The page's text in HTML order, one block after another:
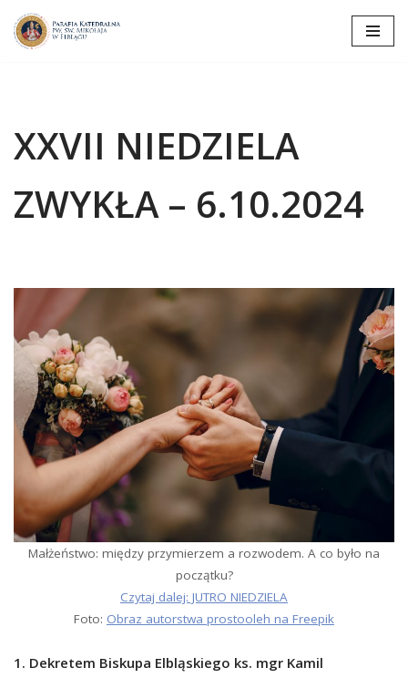
Przejdź
XXVII NIEDZIELA
ZWYKŁA – 6.10.2024
Małżeństwo: między przymierzem a rozwodem. A co było na
początku?
Czytaj dalej: JUTRO NIEDZIELA
Foto: Obraz autorstwa prostooleh na Freepik
1. Dekretem Biskupa Elbląskiego ks. mgr Kamil